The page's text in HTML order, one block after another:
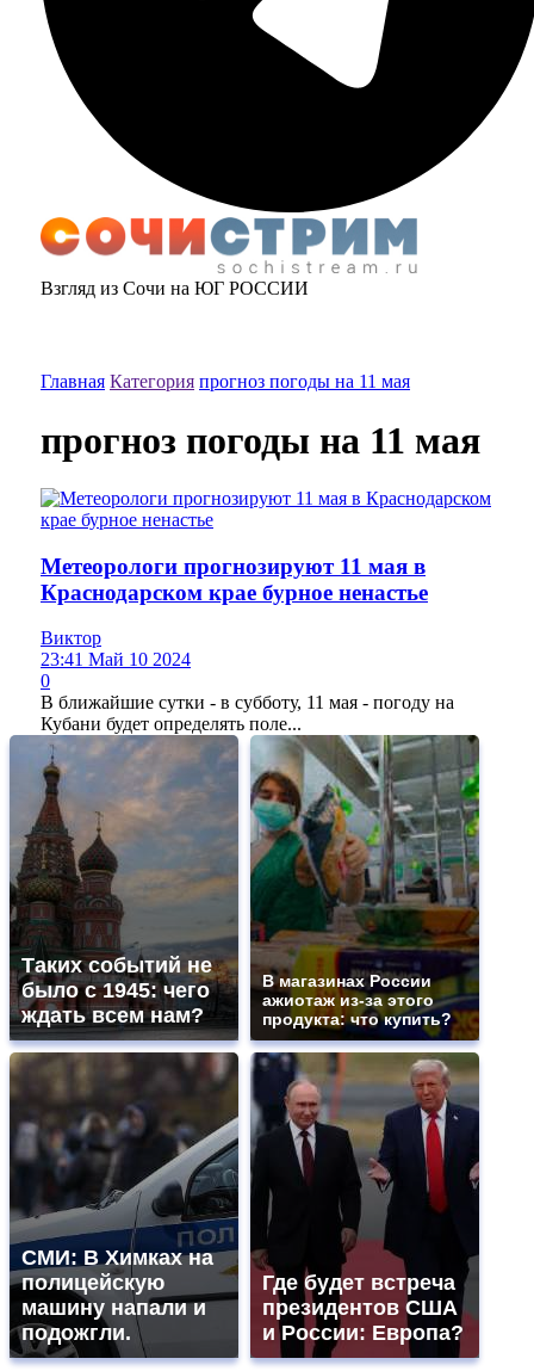
Взгляд из Сочи на ЮГ РОССИИ
Главная Категория прогноз погоды на 11 мая
прогноз погоды на 11 мая
Метеорологи прогнозируют 11 мая в
Краснодарском крае бурное ненастье
Виктор
23:41 Май 10 2024
0
В ближайшие сутки - в субботу, 11 мая - погоду на
Кубани будет определять поле...
Таких событий не
было с 1945: чего
ждать всем нам?
В магазинах России
ажиотаж из-за этого
продукта: что купить?
СМИ: В Химках на
полицейскую
машину напали и
подожгли.
Где будет встреча
президентов США
и России: Европа?